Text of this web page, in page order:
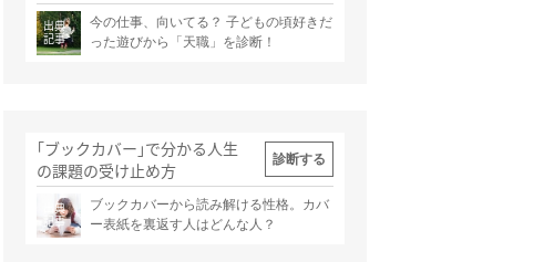
出典
記事
今の仕事、向いてる？ 子どもの頃好きだ
った遊びから「天職」を診断！
｢ブックカバー｣で分かる人生
の課題の受け止め方
診断する
出典
記事
ブックカバーから読み解ける性格。カバ
ー表紙を裏返す人はどんな人？